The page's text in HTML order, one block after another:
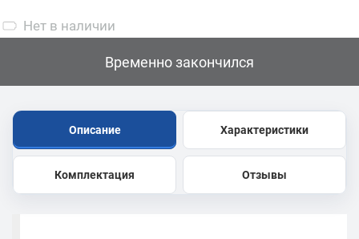
Нет в наличии
Временно закончился
Описание Характеристики
Комплектация Отзывы